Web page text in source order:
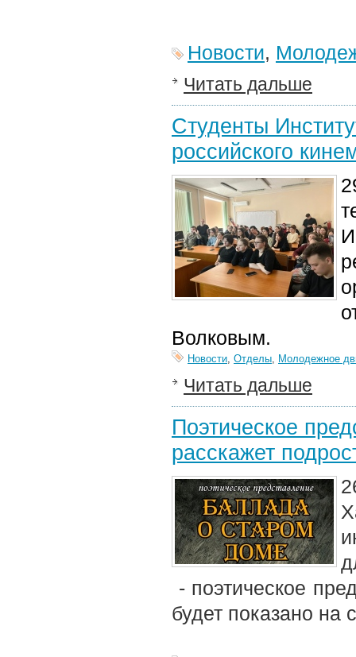
Новости,
Читать дальше
Студенты
российского
Волковым.
Новости, Отделы, Молодежное
Читать дальше
Поэтическое
расскажет
- поэтическое
будет показано